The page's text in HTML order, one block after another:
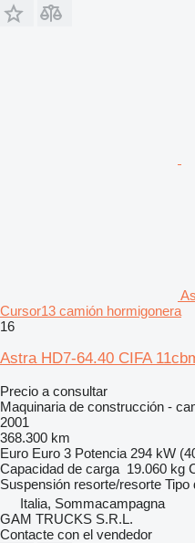
Cursor13 camión hormigonera
16
Astra HD7-64.40 CIFA
Precio a consultar
Maquinaria de construcción -
2001
368.300 km
Euro Euro 3 Potencia 294 kW
Capacidad de carga 19.060 kg
Suspensión resorte/resorte Tipo
Italia, Sommacampagna
GAM TRUCKS S.R.L.
Contacte con el vendedor